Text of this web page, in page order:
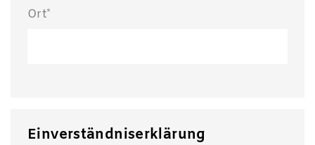
Ort*
Einverständniserklärung